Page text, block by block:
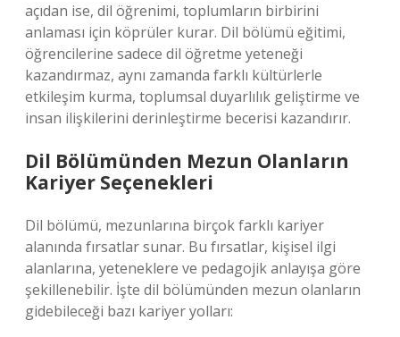
açıdan ise, dil öğrenimi, toplumların birbirini
anlaması için köprüler kurar. Dil bölümü eğitimi,
öğrencilerine sadece dil öğretme yeteneği
kazandırmaz, aynı zamanda farklı kültürlerle
etkileşim kurma, toplumsal duyarlılık geliştirme ve
insan ilişkilerini derinleştirme becerisi kazandırır.
Dil Bölümünden Mezun Olanların
Kariyer Seçenekleri
Dil bölümü, mezunlarına birçok farklı kariyer
alanında fırsatlar sunar. Bu fırsatlar, kişisel ilgi
alanlarına, yeteneklere ve pedagojik anlayışa göre
şekillenebilir. İşte dil bölümünden mezun olanların
gidebileceği bazı kariyer yolları: